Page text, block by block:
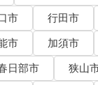
市 行田市
市 加須市
日部市 狭山